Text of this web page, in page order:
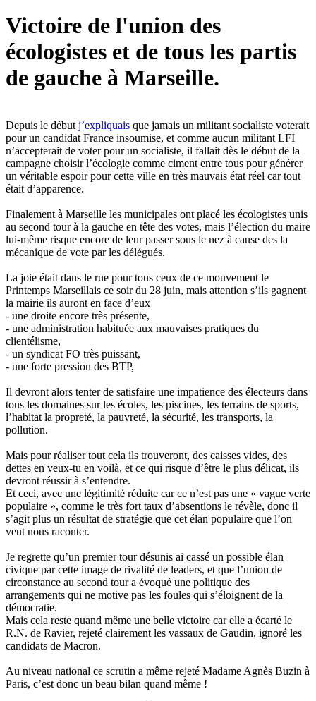
Victoire de l'union des
écologistes et de tous les partis
de gauche à Marseille.
Depuis le début j’expliquais que jamais un militant socialiste voterait
pour un candidat France insoumise, et comme aucun militant LFI
n’accepterait de voter pour un socialiste, il fallait dès le début de la
campagne choisir l’écologie comme ciment entre tous pour générer
un véritable espoir pour cette ville en très mauvais état réel car tout
était d’apparence.
Finalement à Marseille les municipales ont placé les écologistes unis
au second tour à la gauche en tête des votes, mais l’élection du maire
lui-même risque encore de leur passer sous le nez à cause des la
mécanique de vote par les délégués.
La joie était dans le rue pour tous ceux de ce mouvement le
Printemps Marseillais ce soir du 28 juin, mais attention s’ils gagnent
la mairie ils auront en face d’eux
- une droite encore très présente,
- une administration habituée aux mauvaises pratiques du
clientélisme,
- un syndicat FO très puissant,
- une forte pression des BTP,
Il devront alors tenter de satisfaire une impatience des électeurs dans
tous les domaines sur les écoles, les piscines, les terrains de sports,
l’habitat la propreté, la pauvreté, la sécurité, les transports, la
pollution.
Mais pour réaliser tout cela ils trouveront, des caisses vides, des
dettes en veux-tu en voilà, et ce qui risque d’être le plus délicat, ils
devront réussir à s’entendre.
Et ceci, avec une légitimité réduite car ce n’est pas une « vague verte
populaire », comme le très fort taux d’absentions le révèle, donc il
s’agit plus un résultat de stratégie que cet élan populaire que l’on
veut nous raconter.
Je regrette qu’un premier tour désunis ai cassé un possible élan
civique par cette image de rivalité de leaders, et que l’union de
circonstance au second tour a évoqué une politique des
arrangements qui ne motive pas les foules qui s’éloignent de la
démocratie.
Mais cela reste quand même une belle victoire car elle a écarté le
R.N. de Ravier, rejeté clairement les vassaux de Gaudin, ignoré les
candidats de Macron.
Au niveau national ce scrutin a même rejeté Madame Agnès Buzin à
Paris, c’est donc un beau bilan quand même !